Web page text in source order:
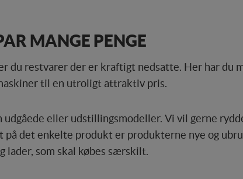
MANGE PENGE
du restvarer der er kraftigt nedsatte. Her har du
til en utroligt attraktiv pris.
eller udstillingsmodeller. Vi vil gerne
på det enkelte produkt er produkterne nye og
lader, som skal købes særskilt.